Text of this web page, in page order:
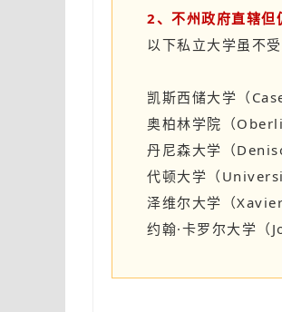
2、不州政府直辖但
以下私立大学虽不
凯斯西储大学（
奥柏林学院（
丹尼森大学（
代顿大学（
泽维尔大学（
约翰·卡罗尔大学